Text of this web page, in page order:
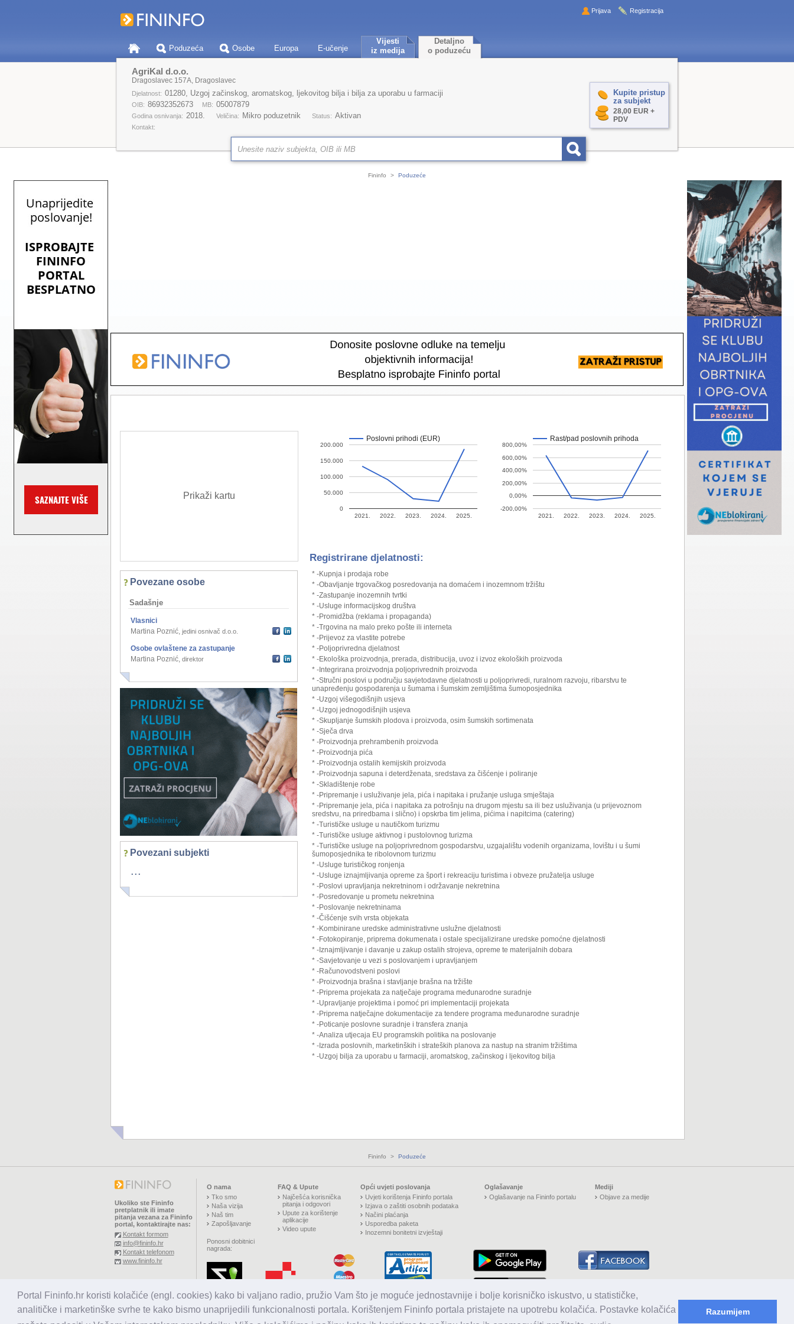
Portal Fininfo.hr koristi kolačiće (engl. cookies) kako bi valjano radio, pružio Vam što je moguće jednostavnije i bolje korisničko iskustvo, u statističke,
analitičke i marketinške svrhe te kako bismo unaprijedili funkcionalnosti portala. Korištenjem Fininfo portala pristajete na upotrebu kolačića. Postavke kolačića
Razumijem
Poduzeća Osobe Europa E-učenje
Vijesti
iz medija
Detaljno
o poduzeću
Prijava Registracija
Kupite pristup
za subjekt
28,00 EUR +
PDV
AgriKal d.o.o.
Dragoslavec 157A, Dragoslavec
Djelatnost: 01280, Uzgoj začinskog, aromatskog, ljekovitog bilja i bilja za uporabu u farmaciji
OIB: 86932352673 MB: 05007879
Godina osnivanja: 2018. Veličina: Mikro poduzetnik Status: Aktivan
Kontakt:
Fininfo > Poduzeće
Prikaži kartu
Povezane osobe
Sadašnje
Vlasnici
Martina Poznić, jedini osnivač d.o.o.
Osobe ovlaštene za zastupanje
Martina Poznić, direktor
Povezani subjekti
...
Poslovni prihodi (EUR)
2021. 2022. 2023. 2024. 2025.
0
50.000
100.000
150.000
200.000
Rast/pad poslovnih prihoda
2021. 2022. 2023. 2024. 2025.
-200,00%
0,00%
200,00%
400,00%
600,00%
800,00%
Registrirane djelatnosti:
* -Kupnja i prodaja robe
* -Obavljanje trgovačkog posredovanja na domaćem i inozemnom tržištu
* -Zastupanje inozemnih tvrtki
* -Usluge informacijskog društva
* -Promidžba (reklama i propaganda)
* -Trgovina na malo preko pošte ili interneta
* -Prijevoz za vlastite potrebe
* -Poljoprivredna djelatnost
* -Ekološka proizvodnja, prerada, distribucija, uvoz i izvoz ekoloških proizvoda
* -Integrirana proizvodnja poljoprivrednih proizvoda
* -Stručni poslovi u području savjetodavne djelatnosti u poljoprivredi, ruralnom razvoju, ribarstvu te
unapređenju gospodarenja u šumama i šumskim zemljištima šumoposjednika
* -Uzgoj višegodišnjih usjeva
* -Uzgoj jednogodišnjih usjeva
* -Skupljanje šumskih plodova i proizvoda, osim šumskih sortimenata
* -Sječa drva
* -Proizvodnja prehrambenih proizvoda
* -Proizvodnja pića
* -Proizvodnja ostalih kemijskih proizvoda
* -Proizvodnja sapuna i deterdženata, sredstava za čišćenje i poliranje
* -Skladištenje robe
* -Pripremanje i usluživanje jela, pića i napitaka i pružanje usluga smještaja
* -Pripremanje jela, pića i napitaka za potrošnju na drugom mjestu sa ili bez usluživanja (u prijevoznom
sredstvu, na priredbama i slično) i opskrba tim jelima, pićima i napitcima (catering)
* -Turističke usluge u nautičkom turizmu
* -Turističke usluge aktivnog i pustolovnog turizma
* -Turističke usluge na poljoprivrednom gospodarstvu, uzgajalištu vodenih organizama, lovištu i u šumi
šumoposjednika te ribolovnom turizmu
* -Usluge turističkog ronjenja
* -Usluge iznajmljivanja opreme za šport i rekreaciju turistima i obveze pružatelja usluge
* -Poslovi upravljanja nekretninom i održavanje nekretnina
* -Posredovanje u prometu nekretnina
* -Poslovanje nekretninama
* -Čišćenje svih vrsta objekata
* -Kombinirane uredske administrativne uslužne djelatnosti
* -Fotokopiranje, priprema dokumenata i ostale specijalizirane uredske pomoćne djelatnosti
* -Iznajmljivanje i davanje u zakup ostalih strojeva, opreme te materijalnih dobara
* -Savjetovanje u vezi s poslovanjem i upravljanjem
* -Računovodstveni poslovi
* -Proizvodnja brašna i stavljanje brašna na tržište
* -Priprema projekata za natječaje programa međunarodne suradnje
* -Upravljanje projektima i pomoć pri implementaciji projekata
* -Priprema natječajne dokumentacije za tendere programa međunarodne suradnje
* -Poticanje poslovne suradnje i transfera znanja
* -Analiza utjecaja EU programskih politika na poslovanje
* -Izrada poslovnih, marketinških i strateških planova za nastup na stranim tržištima
* -Uzgoj bilja za uporabu u farmaciji, aromatskog, začinskog i ljekovitog bilja
Fininfo > Poduzeće
Ukoliko ste Fininfo
pretplatnik ili imate
pitanja vezana za Fininfo
portal, kontaktirajte nas:
Kontakt formom
info@fininfo.hr
Kontakt telefonom
www.fininfo.hr
Sva prava pridržana.
O nama
Tko smo
Naša vizija
Naš tim
Zapošljavanje
Ponosni dobitnici
nagrada:
FAQ & Upute
Najčešća korisnička
pitanja i odgovori
Upute za korištenje
aplikacije
Video upute
Opći uvjeti poslovanja
Uvjeti korištenja Fininfo portala
Izjava o zaštiti osobnih podataka
Načini plaćanja
Usporedba paketa
Inozemni bonitetni izvještaji
Oglašavanje
Oglašavanje na Fininfo portalu
Mediji
Objave za medije